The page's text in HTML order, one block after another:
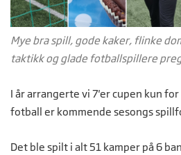
Mye bra spill, gode kaker, flinke
taktikk og glade fotballspillere
I år arrangerte vi 7'er cupen kun
fotball er kommende sesongs
Det ble spilt i alt 51 kamper på 6